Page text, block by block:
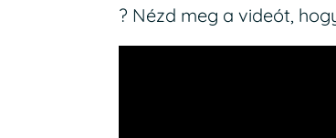
? Nézd meg a videót,